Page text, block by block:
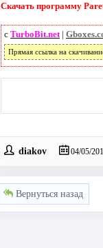
Скачать программу
с TurboBit.net|
Прямая ссылка на
diakov 04/05/
Вернуться назад